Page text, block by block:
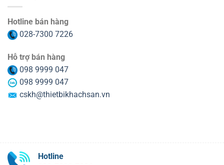
Hotline bán hàng
028-7300 7226
Hỗ trợ bán hàng
098 9999 047
098 9999 047
cskh@thietbikhachsan.vn
Hotline